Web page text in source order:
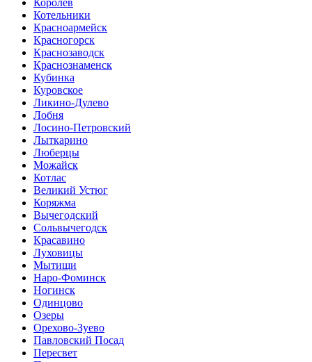
Котельники
Красноармейск
Красногорск
Краснозаводск
Краснознаменск
Кубинка
Куровское
Ликино-Дулево
Лобня
Лосино-Петровский
Лыткарино
Люберцы
Можайск
Котлас
Великий Устюг
Коряжма
Вычегодский
Сольвычегодск
Красавино
Луховицы
Мытищи
Наро-Фоминск
Ногинск
Одинцово
Озеры
Орехово-Зуево
Павловский Посад
Пересвет